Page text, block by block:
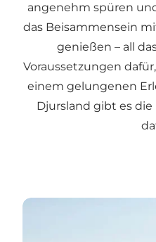
angenehm spüren
das Beisammensein
genießen – all
Voraussetzungen
einem gelungenen
Djursland gibt es
Finden Sie Ihren